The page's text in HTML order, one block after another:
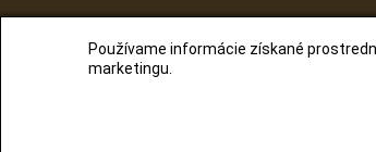
Používame informácie získané
marketingu.